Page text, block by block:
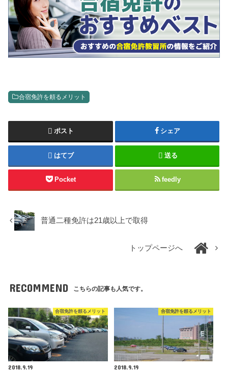
合宿免許を頼るメリット
ポスト シェア
はてブ 送る
Pocket feedly
普通二種免許は21歳以上で取得
トップページへ
RECOMMEND こちらの記事も人気です。
合宿免許を頼るメリット
2018.9.19
合宿免許を頼るメリット
2018.9.19